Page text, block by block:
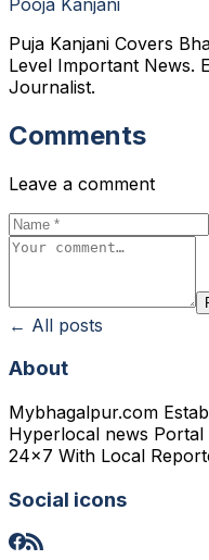
Puja Kanjani Covers
Level Important News.
Journalist.
Comments
Leave a comment
← All posts
About
Mybhagalpur.com
Hyperlocal news Portal
24x7 With Local
Social icons